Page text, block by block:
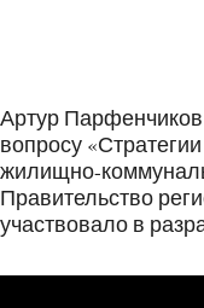
Артур
вопросу
жилищно-
Правительство
участвовало в